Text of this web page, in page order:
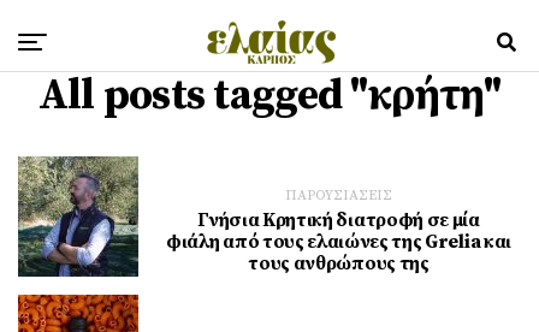
All posts tagged "κρήτη"
ΠΑΡΟΥΣΙΑΣΕΙΣ
Γνήσια Κρητική διατροφή σε μία
φιάλη από τους ελαιώνες της Grelia και
τους ανθρώπους της